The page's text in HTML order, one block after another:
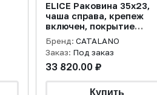
ELICE Раковина 35x23,
чаша справа, крепеж
включен, покрытие
cataglaze+, цемент
матовая
Бренд: CATALANO
Заказ: Под заказ
33 820.00 ₽